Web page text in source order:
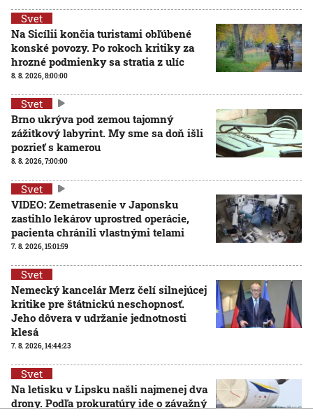
Svet
Na Sicílii končia turistami obľúbené
konské povozy. Po rokoch kritiky za
hrozné podmienky sa stratia z ulíc
8. 8. 2026, 8:00:00
Svet
Brno ukrýva pod zemou tajomný
zážitkový labyrint. My sme sa doň išli
pozrieť s kamerou
8. 8. 2026, 7:00:00
Svet
VIDEO: Zemetrasenie v Japonsku
zastihlo lekárov uprostred operácie,
pacienta chránili vlastnými telami
7. 8. 2026, 15:01:59
Svet
Nemecký kancelár Merz čelí silnejúcej
kritike pre štátnickú neschopnosť.
Jeho dôvera v udržanie jednotnosti
klesá
7. 8. 2026, 14:44:23
Svet
Na letisku v Lipsku našli najmenej dva
drony. Podľa prokuratúry ide o závažný